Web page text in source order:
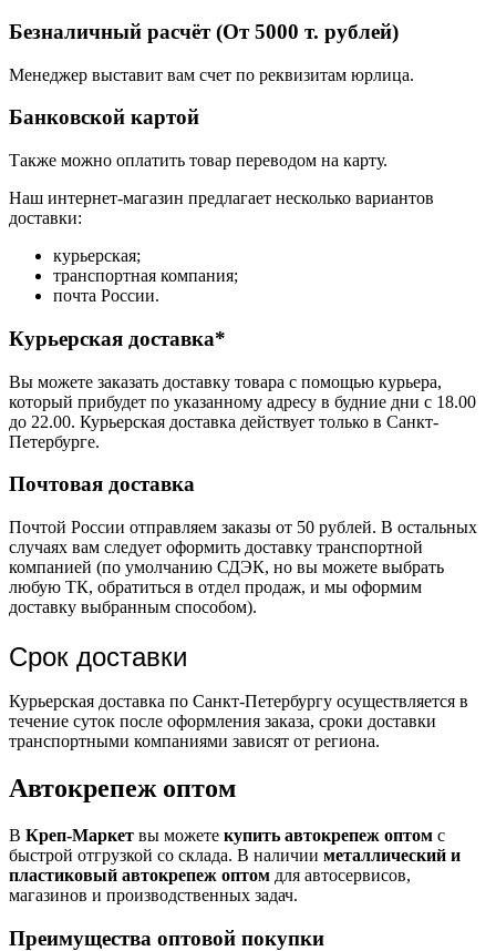
Безналичный расчёт (От 5000 т. рублей)
Менеджер выставит вам счет по реквизитам юрлица.
Банковской картой
Также можно оплатить товар переводом на карту.
Наш интернет-магазин предлагает несколько вариантов
доставки:
курьерская;
транспортная компания;
почта России.
Курьерская доставка*
Вы можете заказать доставку товара с помощью курьера,
который прибудет по указанному адресу в будние дни с 18.00
до 22.00. Курьерская доставка действует только в Санкт-
Петербурге.
Почтовая доставка
Почтой России отправляем заказы от 50 рублей. В остальных
случаях вам следует оформить доставку транспортной
компанией (по умолчанию СДЭК, но вы можете выбрать
любую ТК, обратиться в отдел продаж, и мы оформим
доставку выбранным способом).
Срок доставки
Курьерская доставка по Санкт-Петербургу осуществляется в
течение суток после оформления заказа, сроки доставки
транспортными компаниями зависят от региона.
Автокрепеж оптом
В Креп-Маркет вы можете купить автокрепеж оптом с
быстрой отгрузкой со склада. В наличии металлический и
пластиковый автокрепеж оптом для автосервисов,
магазинов и производственных задач.
Преимущества оптовой покупки